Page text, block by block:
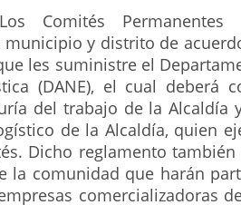
Comités Permanentes
y distrito de
les suministre el
(DANE), el cual deberá
del trabajo de la Alcaldía
de la Alcaldía, quien
Dicho reglamento
la comunidad que harán
comercializadoras